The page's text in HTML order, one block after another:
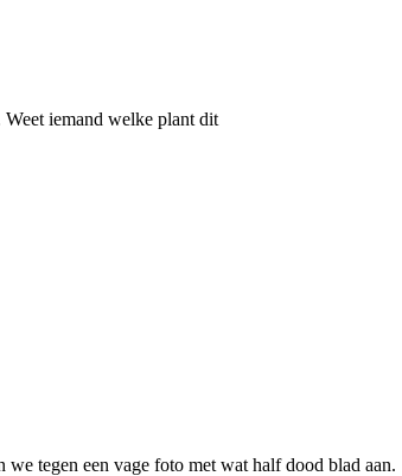
iemand welke plant dit
tegen een vage foto met wat half dood blad aan.